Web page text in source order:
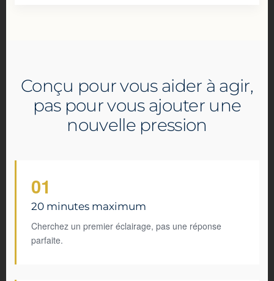
Conçu pour vous aider à agir,
pas pour vous ajouter une
nouvelle pression
01
20 minutes maximum
Cherchez un premier éclairage, pas une réponse
parfaite.